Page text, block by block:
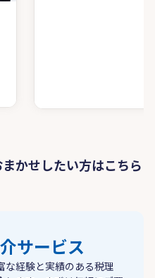
かせしたい方はこちら
サービス
な経験と実績のある税理